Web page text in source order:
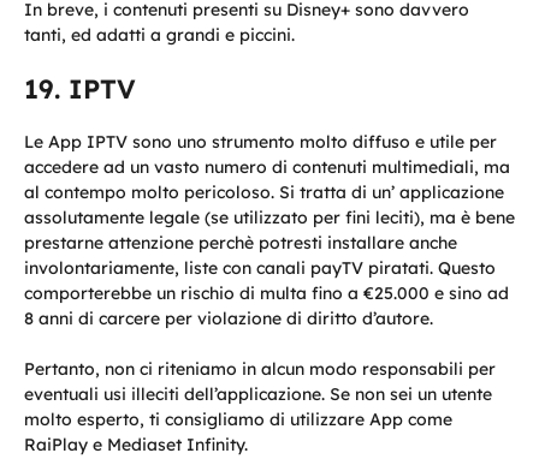
In breve, i contenuti presenti su Disney+ sono davvero
tanti, ed adatti a grandi e piccini.
IPTV
Le App IPTV sono uno strumento molto diffuso e utile per
accedere ad un vasto numero di contenuti multimediali, ma
al contempo molto pericoloso. Si tratta di un’ applicazione
assolutamente legale (se utilizzato per fini leciti), ma è bene
prestarne attenzione perchè potresti installare anche
involontariamente, liste con canali payTV piratati. Questo
comporterebbe un rischio di multa fino a €25.000 e sino ad
8 anni di carcere per violazione di diritto d’autore.
Pertanto, non ci riteniamo in alcun modo responsabili per
eventuali usi illeciti dell’applicazione. Se non sei un utente
molto esperto, ti consigliamo di utilizzare App come
RaiPlay e Mediaset Infinity.